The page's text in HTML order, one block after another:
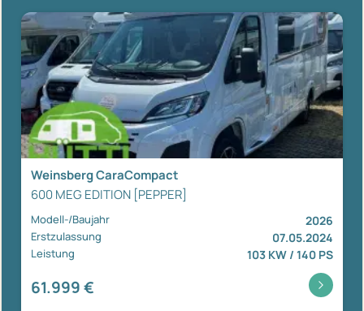
Weinsberg CaraCompact
600 MEG EDITION [PEPPER]
Modell-/Baujahr 2026
Erstzulassung 07.05.2024
Leistung 103 KW / 140 PS
61.999 €